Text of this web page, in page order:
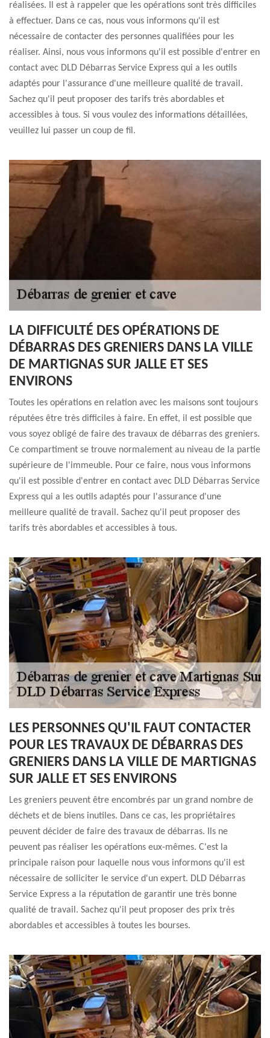
réalisées. Il est à rappeler que les opérations sont très difficiles
à effectuer. Dans ce cas, nous vous informons qu'il est
nécessaire de contacter des personnes qualifiées pour les
réaliser. Ainsi, nous vous informons qu'il est possible d'entrer en
contact avec DLD Débarras Service Express qui a les outils
adaptés pour l'assurance d'une meilleure qualité de travail.
Sachez qu'il peut proposer des tarifs très abordables et
accessibles à tous. Si vous voulez des informations détaillées,
veuillez lui passer un coup de fil.
LA DIFFICULTÉ DES OPÉRATIONS DE
DÉBARRAS DES GRENIERS DANS LA VILLE
DE MARTIGNAS SUR JALLE ET SES
ENVIRONS
Toutes les opérations en relation avec les maisons sont toujours
réputées être très difficiles à faire. En effet, il est possible que
vous soyez obligé de faire des travaux de débarras des greniers.
Ce compartiment se trouve normalement au niveau de la partie
supérieure de l'immeuble. Pour ce faire, nous vous informons
qu'il est possible d'entrer en contact avec DLD Débarras Service
Express qui a les outils adaptés pour l'assurance d'une
meilleure qualité de travail. Sachez qu'il peut proposer des
tarifs très abordables et accessibles à tous.
LES PERSONNES QU'IL FAUT CONTACTER
POUR LES TRAVAUX DE DÉBARRAS DES
GRENIERS DANS LA VILLE DE MARTIGNAS
SUR JALLE ET SES ENVIRONS
Les greniers peuvent être encombrés par un grand nombre de
déchets et de biens inutiles. Dans ce cas, les propriétaires
peuvent décider de faire des travaux de débarras. Ils ne
peuvent pas réaliser les opérations eux-mêmes. C'est la
principale raison pour laquelle nous vous informons qu'il est
nécessaire de solliciter le service d'un expert. DLD Débarras
Service Express a la réputation de garantir une très bonne
qualité de travail. Sachez qu'il peut proposer des prix très
abordables et accessibles à toutes les bourses.